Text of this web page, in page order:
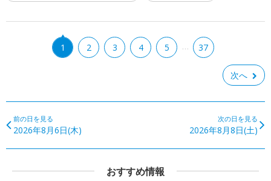
1 2 3 4 5 … 37
次へ
前の日を見る
2026年8月6日(木)
次の日を見る
2026年8月8日(土)
おすすめ情報